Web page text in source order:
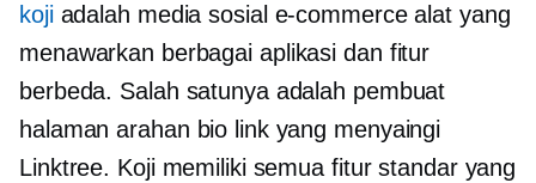
kojiadalah media sosial e-commercealat yang
menawarkan berbagai aplikasi dan fitur
berbeda. Salah satunya adalah pembuat
halaman arahan bio link yang menyaingi
Linktree. Koji memiliki semua fitur standar yang